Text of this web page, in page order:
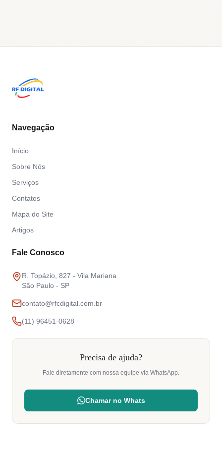
Navegação
Início
Sobre Nós
Serviços
Contatos
Mapa do Site
Artigos
Fale Conosco
R. Topázio, 827 - Vila Mariana
São Paulo - SP
contato@rfcdigital.com.br
(11) 96451-0628
Precisa de ajuda?
Fale diretamente com nossa equipe via WhatsApp.
Chamar no Whats